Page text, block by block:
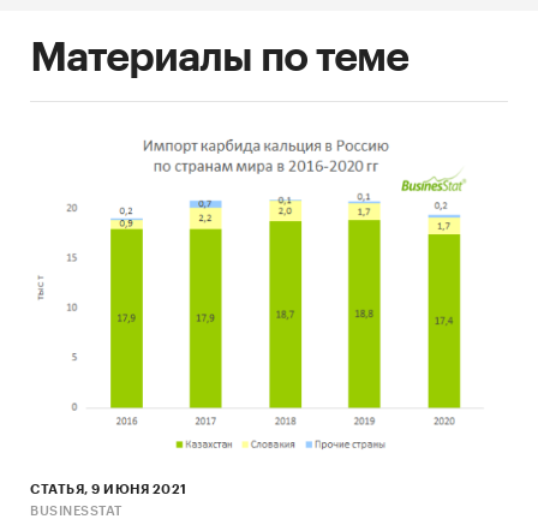
Материалы по теме
СТАТЬЯ, 9 ИЮНЯ 2021
BUSINESSTAT